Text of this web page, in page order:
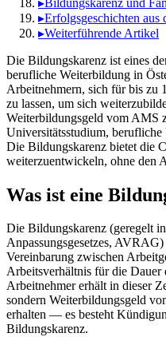
▸Erfolgsgeschichten aus
▸Weiterführende Artikel
Die Bildungskarenz ist eines
berufliche Weiterbildung in
Arbeitnehmern, sich für bis zu
zu lassen, um sich
Weiterbildungsgeld vom AMS
Universitätsstudium,
Die Bildungskarenz bietet die
weiterzuentwickeln, ohne den
Was ist eine
Die Bildungskarenz (geregelt
Anpassungsgesetzes,
Vereinbarung zwischen
Arbeitsverhältnis für die
Arbeitnehmer erhält in dieser
sondern Weiterbildungsgeld
erhalten — es besteht
Bildungskarenz.